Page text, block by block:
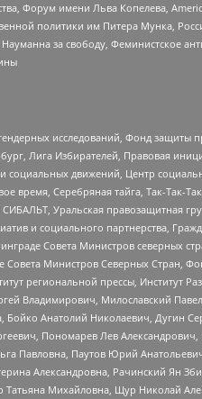
Форум имени Льва Копелева,
политики им Питера Мунка,
за свободу, Феминистское
исследований, Фонд защиты
Лига Избирателей, Правовая
социальных движений, Центр
Серебряная тайга, Так-Так-
Уральская правозащитная
и социального партнерства,
Совета Министров северных
Министров Северных Стран,
региональной прессы, Институт
Владимирович, Милославский
Анатолий Николаевич, Дугин
Пономарев Лев
Павловна, Паутов Юрий
Александровна, Рачинский Ян
Михайловна, Щур Николай